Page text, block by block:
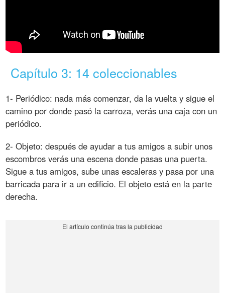
Capítulo 3: 14 coleccionables
1- Periódico: nada más comenzar, da la vuelta y sigue el
camino por donde pasó la carroza, verás una caja con un
periódico.
2- Objeto: después de ayudar a tus amigos a subir unos
escombros verás una escena donde pasas una puerta.
Sigue a tus amigos, sube unas escaleras y pasa por una
barricada para ir a un edificio. El objeto está en la parte
derecha.